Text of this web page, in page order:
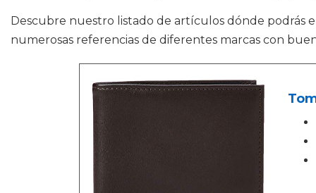
Descubre nuestro listado de artículos dónde podrás
numerosas referencias de diferentes marcas con